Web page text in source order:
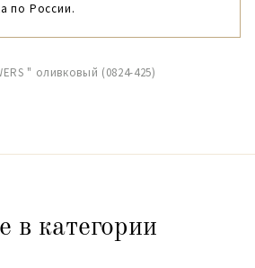
по России.
" оливковый (0824-425)
в категории